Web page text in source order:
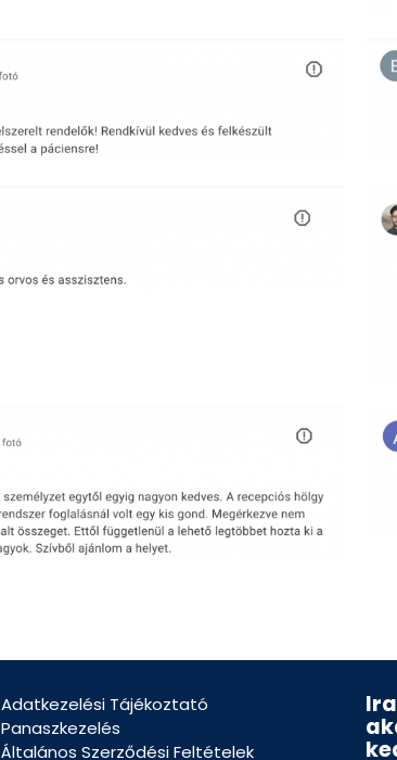
Adatkezelési Tájékoztató
Panaszkezelés
Általános Szerződési Feltételek